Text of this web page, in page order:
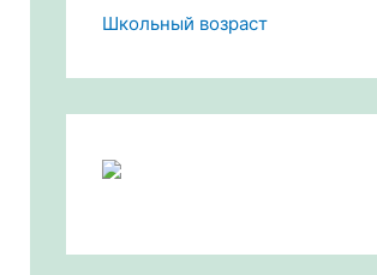
Школьный возраст